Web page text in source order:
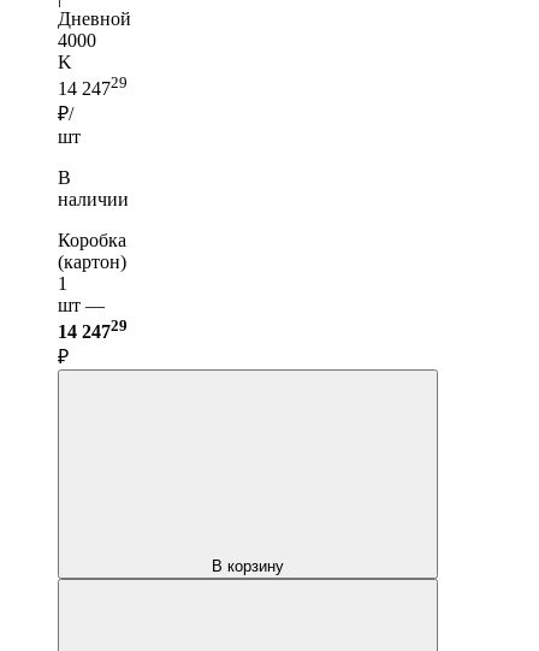
Дневной
4000
K
14 24729
₽/
шт
В
наличии
Коробка
(картон)
1
шт —
14 24729
₽
В корзину